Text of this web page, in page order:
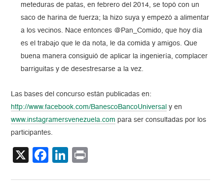
meteduras de patas, en febrero del 2014, se topó con un
saco de harina de fuerza; la hizo suya y empezó a alimentar
a los vecinos. Nace entonces @Pan_Comido, que hoy día
es el trabajo que le da nota, le da comida y amigos. Que
buena manera consiguió de aplicar la ingeniería, complacer
barriguitas y de desestresarse a la vez.
Las bases del concurso están publicadas en:
http://www.facebook.com/BanescoBancoUniversal y en
www.instagramersvenezuela.com para ser consultadas por los
participantes.
X Facebook
LinkedIn